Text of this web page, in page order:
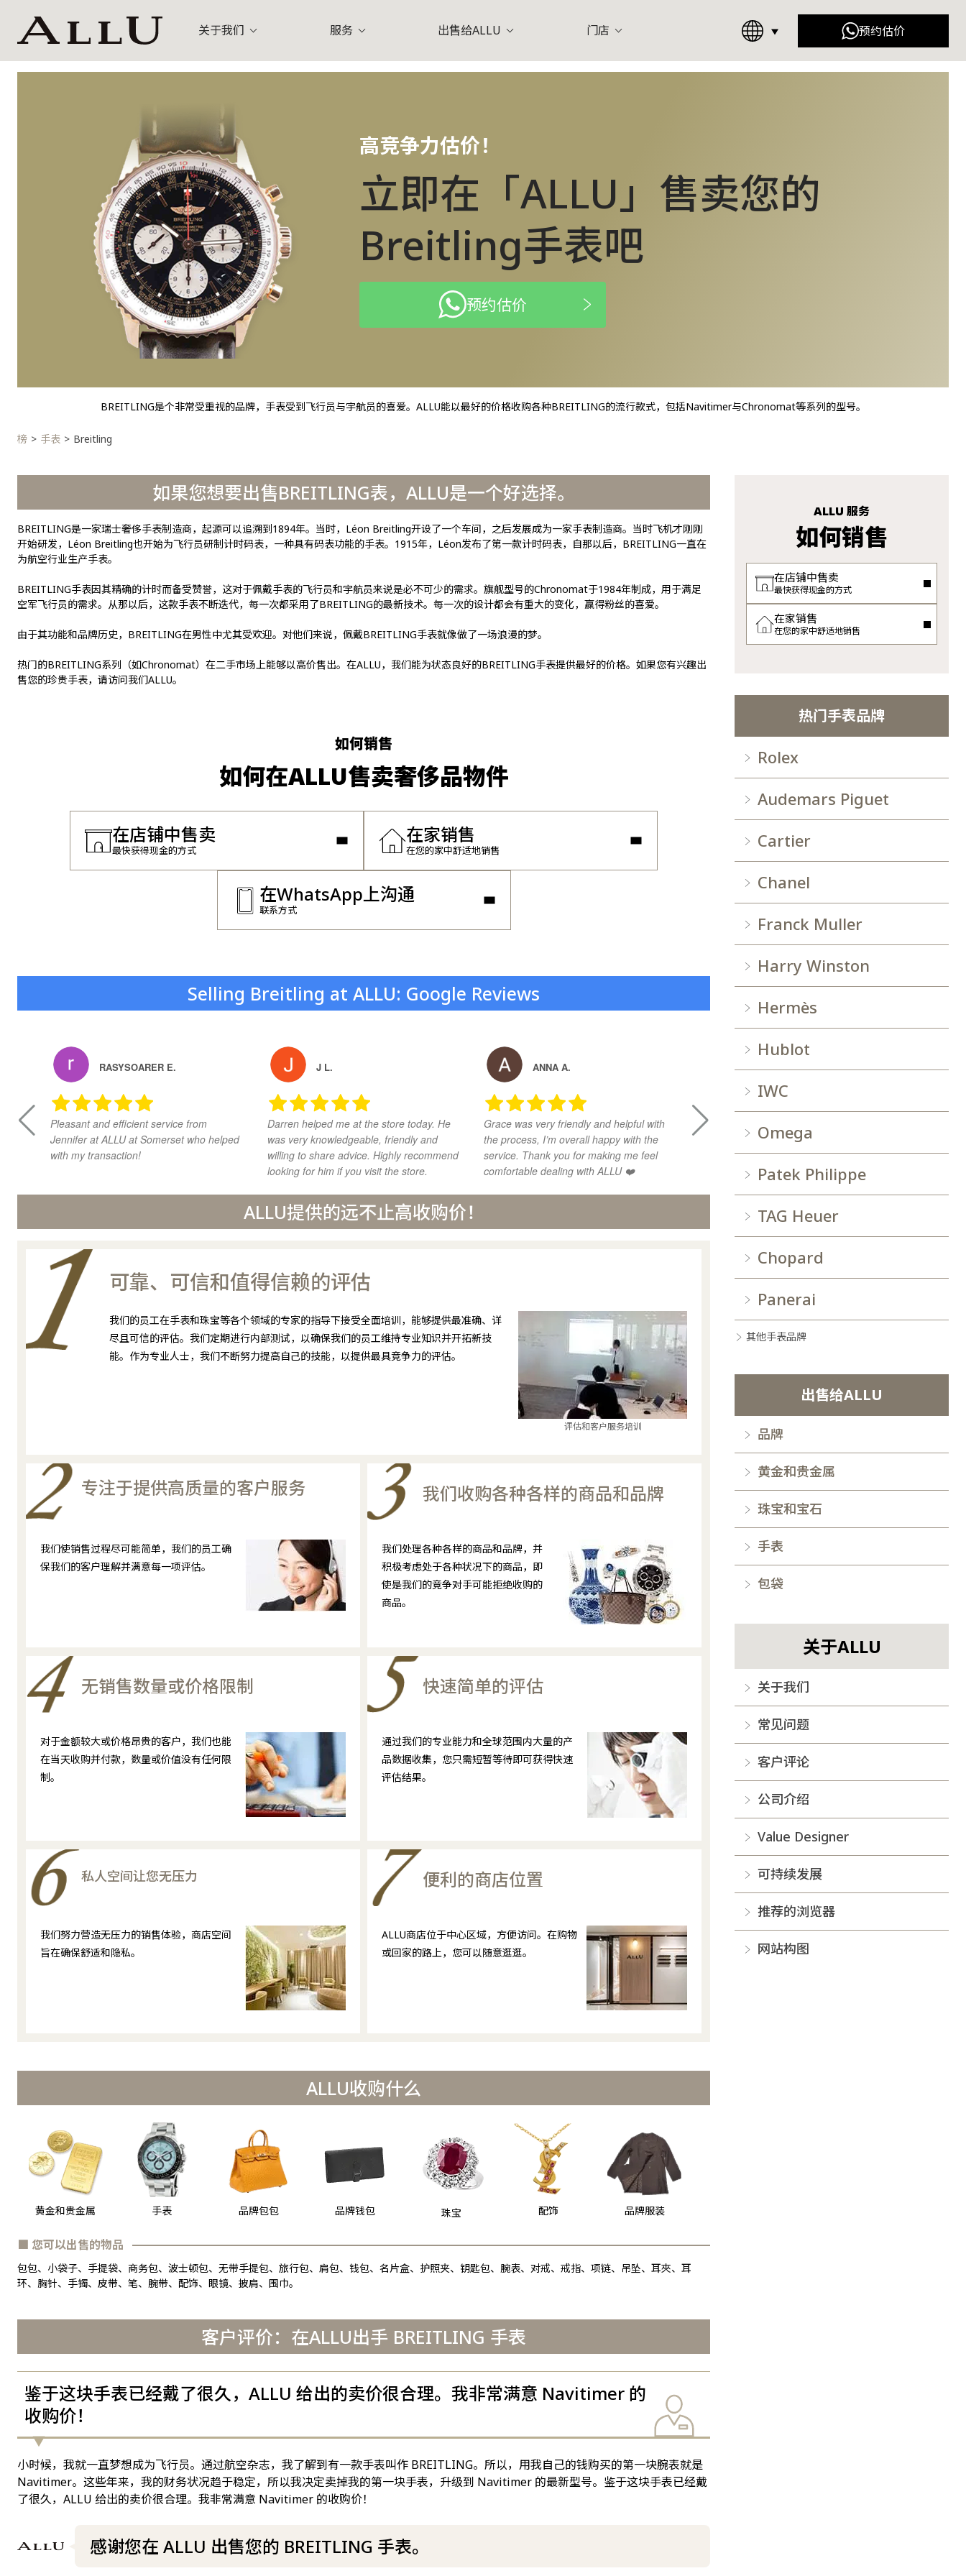
预约估价
关于我们 门店
服务 出售给ALLU
榜 手表 Breitling
高竞争力估价！
立即在「ALLU」售卖您的
Breitling手表吧
预约估价
BREITLING是个非常受重视的品牌，手表受到飞行员与宇航员的喜爱。ALLU能以最好的价格收购各种BREITLING的流行款式，包括Navitimer与Chronomat等系列的型号。
如果您想要出售BREITLING表，ALLU是一个好选择。
BREITLING是一家瑞士奢侈手表制造商，起源可以追溯到1894年。当时，Léon Breitling开设了一个车间，之后发展成为一家手表制造商。当时飞机才刚刚
开始研发，Léon Breitling也开始为飞行员研制计时码表，一种具有码表功能的手表。1915年，Léon发布了第一款计时码表，自那以后，BREITLING一直在
为航空行业生产手表。
BREITLING手表因其精确的计时而备受赞誉，这对于佩戴手表的飞行员和宇航员来说是必不可少的需求。旗舰型号的Chronomat于1984年制成，用于满足
空军飞行员的需求。从那以后，这款手表不断迭代，每一次都采用了BREITLING的最新技术。每一次的设计都会有重大的变化，赢得粉丝的喜爱。
由于其功能和品牌历史，BREITLING在男性中尤其受欢迎。对他们来说，佩戴BREITLING手表就像做了一场浪漫的梦。
热门的BREITLING系列（如Chronomat）在二手市场上能够以高价售出。在ALLU，我们能为状态良好的BREITLING手表提供最好的价格。如果您有兴趣出
售您的珍贵手表，请访问我们ALLU。
如何销售
如何在ALLU售卖奢侈品物件
在店铺中售卖
最快获得现金的方式
在家销售
在您的家中舒适地销售
在WhatsApp上沟通
联系方式
Selling Breitling at ALLU: Google Reviews
Pleasant and efficient service from
Jennifer at ALLU at Somerset who helped
with my transaction!
RASYSOARER E.
Darren helped me at the store today. He
was very knowledgeable, friendly and
willing to share advice. Highly recommend
looking for him if you visit the store.
J L.
Grace was very friendly and helpful with
the process, I’m overall happy with the
service. Thank you for making me feel
comfortable dealing with ALLU ❤️
ANNA A.
gooo experience with sheley, hope to visit
XLIM Q.
ALLU提供的远不止高收购价！
可靠、可信和值得信赖的评估
评估和客户服务培训
我们的员工在手表和珠宝等各个领域的专家的指导下接受全面培训，能够提供最准确、详
尽且可信的评估。我们定期进行内部测试，以确保我们的员工维持专业知识并开拓新技
能。作为专业人士，我们不断努力提高自己的技能，以提供最具竞争力的评估。
专注于提供高质量的客户服务
我们使销售过程尽可能简单，我们的员工确
保我们的客户理解并满意每一项评估。
我们收购各种各样的商品和品牌
我们处理各种各样的商品和品牌，并
积极考虑处于各种状况下的商品，即
使是我们的竞争对手可能拒绝收购的
商品。
无销售数量或价格限制
对于金额较大或价格昂贵的客户，我们也能
在当天收购并付款，数量或价值没有任何限
制。
快速简单的评估
通过我们的专业能力和全球范围内大量的产
品数据收集，您只需短暂等待即可获得快速
评估结果。
私人空间让您无压力
我们努力营造无压力的销售体验，商店空间
旨在确保舒适和隐私。
便利的商店位置
ALLU商店位于中心区域，方便访问。在购物
或回家的路上，您可以随意逛逛。
ALLU收购什么
黄金和贵金属 手表 品牌包包 品牌钱包 珠宝 配饰 品牌服装
■ 您可以出售的物品
包包、小袋子、手提袋、商务包、波士顿包、无带手提包、旅行包、肩包、钱包、名片盒、护照夹、钥匙包、腕表、对戒、戒指、项链、吊坠、耳夾、耳
环、胸针、手镯、皮带、笔、腕带、配饰、眼镜、披肩、围巾。
客户评价：在ALLU出手 BREITLING 手表
鉴于这块手表已经戴了很久，ALLU 给出的卖价很合理。我非常满意 Navitimer 的
收购价！
小时候，我就一直梦想成为飞行员。通过航空杂志，我了解到有一款手表叫作 BREITLING。所以，用我自己的钱购买的第一块腕表就是
Navitimer。这些年来，我的财务状况趋于稳定，所以我决定卖掉我的第一块手表，升级到 Navitimer 的最新型号。鉴于这块手表已经戴
了很久，ALLU 给出的卖价很合理。我非常满意 Navitimer 的收购价！
感谢您在 ALLU 出售您的 BREITLING 手表。
ALLU 服务
如何销售
在店铺中售卖
最快获得现金的方式
在家销售
在您的家中舒适地销售
热门手表品牌
Rolex
Audemars Piguet
Cartier
Chanel
Franck Muller
Harry Winston
Hermès
Hublot
IWC
Omega
Patek Philippe
TAG Heuer
Chopard
Panerai
其他手表品牌
出售给ALLU
品牌
黄金和贵金属
珠宝和宝石
手表
包袋
关于ALLU
关于我们
常见问题
客户评论
公司介绍
Value Designer
可持续发展
推荐的浏览器
网站构图